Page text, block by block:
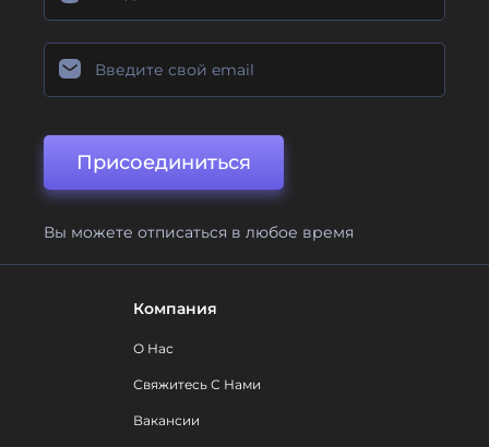
Присоединиться
Вы можете отписаться в любое время
Компания
О Нас
Свяжитесь С Нами
Вакансии